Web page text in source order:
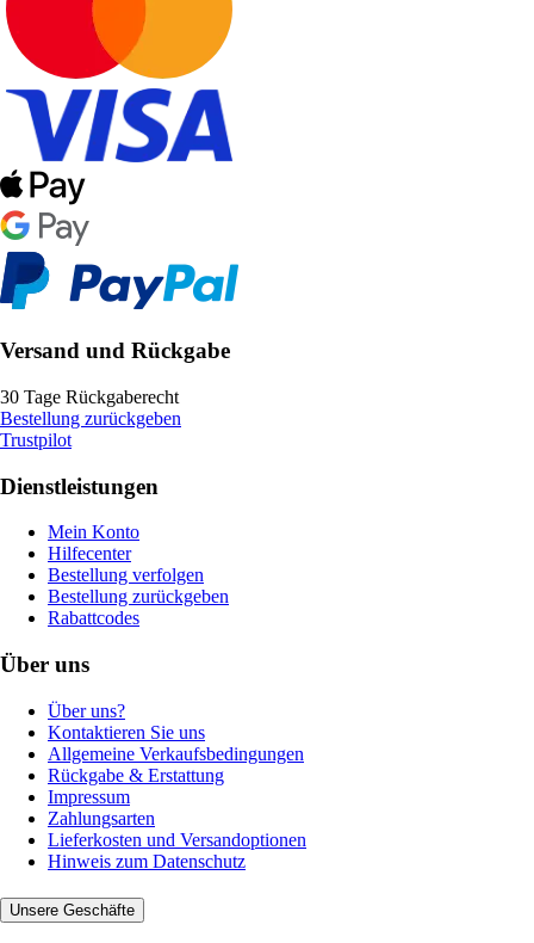
Versand und Rückgabe
30 Tage Rückgaberecht
Bestellung zurückgeben
Trustpilot
Dienstleistungen
Mein Konto
Hilfecenter
Bestellung verfolgen
Bestellung zurückgeben
Rabattcodes
Über uns
Über uns?
Kontaktieren Sie uns
Allgemeine Verkaufsbedingungen
Rückgabe & Erstattung
Impressum
Zahlungsarten
Lieferkosten und Versandoptionen
Hinweis zum Datenschutz
Unsere Geschäfte